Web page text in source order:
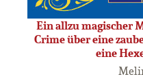
Ein allzu magischer
Crime über eine
eine